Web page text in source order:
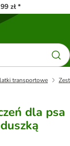
zł *
transportowe
dla psa